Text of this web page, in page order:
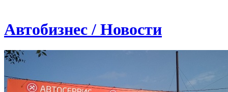
Автобизнес / Новости